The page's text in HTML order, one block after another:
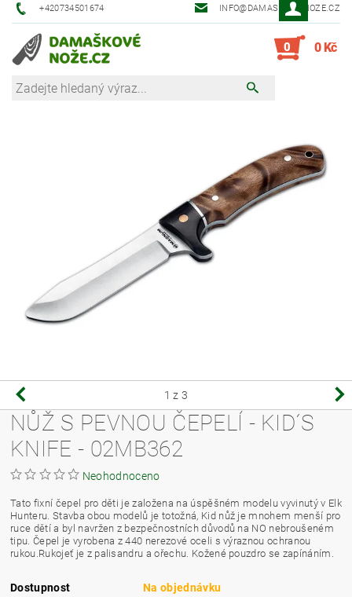
+420734501674 INFO@DAMASKOVE-NOZE.CZ
0 0 Kč
1 z 3
NŮŽ S PEVNOU ČEPELÍ - KID´S
KNIFE - 02MB362
Neohodnoceno
Tato fixní čepel pro děti je založena na úspěšném modelu vyvinutý v Elk
Hunteru. Stavba obou modelů je totožná, Kid nůž je mnohem menší pro
ruce dětí a byl navržen z bezpečnostních důvodů na NO nebroušeném
tipu. Čepel je vyrobena z 440 nerezové oceli s výraznou ochranou
rukou.Rukojeť je z palisandru a ořechu. Kožené pouzdro se zapínáním.
Dostupnost
Na objednávku